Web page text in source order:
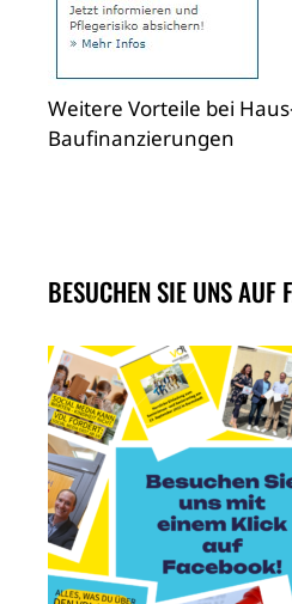
Weitere Vorteile bei
Baufinanzierungen
BESUCHEN SIE UNS AUF